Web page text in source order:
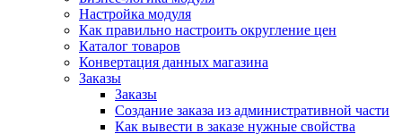
Настройка модуля
Как правильно настроить округление цен
Каталог товаров
Конвертация данных магазина
Заказы
Заказы
Создание заказа из административной части
Как вывести в заказе нужные свойства